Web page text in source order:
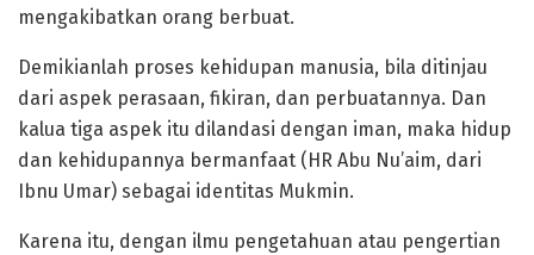
mengakibatkan orang berbuat.
Demikianlah proses kehidupan manusia, bila ditinjau
dari aspek perasaan, fikiran, dan perbuatannya. Dan
kalua tiga aspek itu dilandasi dengan iman, maka hidup
dan kehidupannya bermanfaat (HR Abu Nu’aim, dari
Ibnu Umar) sebagai identitas Mukmin.
Karena itu, dengan ilmu pengetahuan atau pengertian